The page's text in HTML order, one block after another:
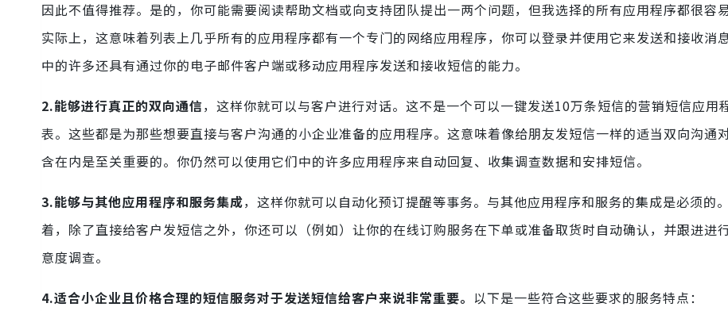
因此不值得推荐。是的，你可能需要阅读帮助文档或向支持团队提出一两个问题，但我选择的所有应用程序都很容易
实际上，这意味着列表上几乎所有的应用程序都有一个专门的网络应用程序，你可以登录并使用它来发送和接收消
中的许多还具有通过你的电子邮件客户端或移动应用程序发送和接收短信的能力。
2.能够进行真正的双向通信，这样你就可以与客户进行对话。这不是一个可以一键发送10万条短信的营销短信应用
表。这些都是为那些想要直接与客户沟通的小企业准备的应用程序。这意味着像给朋友发短信一样的适当双向沟通
含在内是至关重要的。你仍然可以使用它们中的许多应用程序来自动回复、收集调查数据和安排短信。
3.能够与其他应用程序和服务集成，这样你就可以自动化预订提醒等事务。与其他应用程序和服务的集成是必须的
着，除了直接给客户发短信之外，你还可以（例如）让你的在线订购服务在下单或准备取货时自动确认，并跟进进
意度调查。
4.适合小企业且价格合理的短信服务对于发送短信给客户来说非常重要。 以下是一些符合这些要求的服务特点：